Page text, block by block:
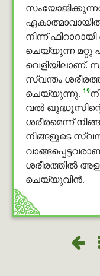
നിന്ന്
ചെയ്യുന്ന മറ്റു
വെളിയിലാണ്.
സ്വന്തം
ചെയ്യുന്നു. 19
വൽ
ശരീരമെന്ന്
നിങ്ങളുടെ
ശരീരത്തില്‍
ചെയ്യുവിൻ.